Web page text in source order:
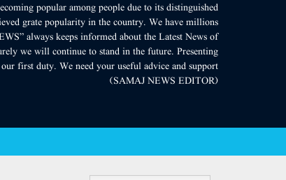
popular among people due to its distinguished
grate popularity in the country. We have millions
always keeps informed about the Latest News of
we will continue to stand in the future. Presenting
first duty. We need your useful advice and support.
(SAMAJ NEWS EDITOR)